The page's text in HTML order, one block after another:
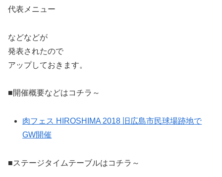
代表メニュー
などなどが
発表されたので
アップしておきます。
■開催概要などはコチラ～
肉フェス HIROSHIMA 2018 旧広島市民球場跡地で
GW開催
■ステージタイムテーブルはコチラ～